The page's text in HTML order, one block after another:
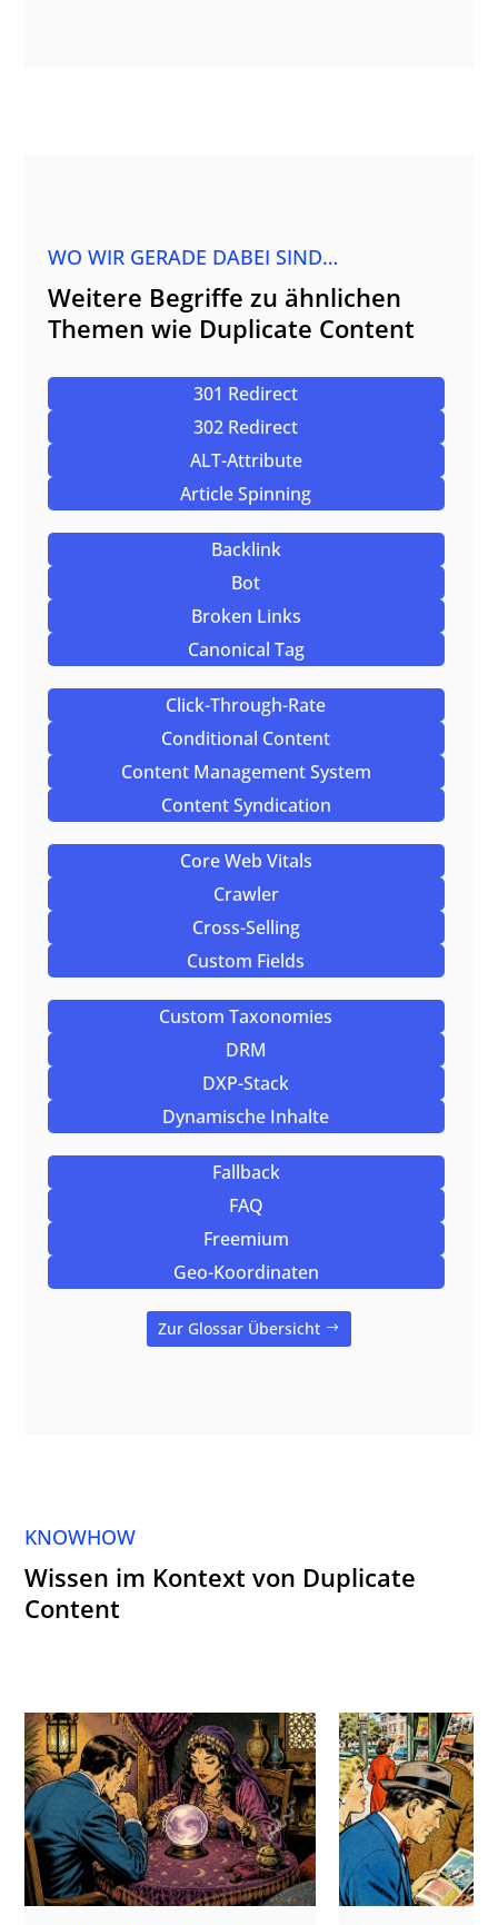
WO WIR GERADE DABEI SIND…
Weitere Begriffe zu ähnlichen
Themen wie Duplicate Content
301 Redirect
302 Redirect
ALT-Attribute
Article Spinning
Backlink
Bot
Broken Links
Canonical Tag
Click-Through-Rate
Conditional Content
Content Management System
Content Syndication
Core Web Vitals
Crawler
Cross-Selling
Custom Fields
Custom Taxonomies
DRM
DXP-Stack
Dynamische Inhalte
Fallback
FAQ
Freemium
Geo-Koordinaten
Zur Glossar Übersicht
KNOWHOW
Wissen im Kontext von Duplicate
Content